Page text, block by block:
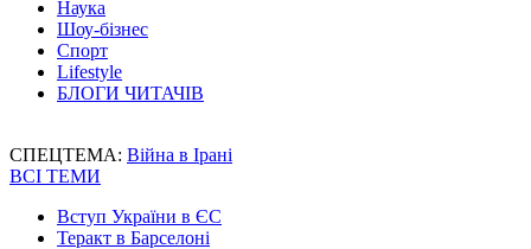
Наука
Шоу-бізнес
Спорт
Lifestyle
БЛОГИ ЧИТАЧІВ
СПЕЦТЕМА: Війна в Ірані
ВСІ ТЕМИ
Вступ України в ЄС
Теракт в Барселоні